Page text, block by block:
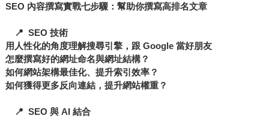
SEO 內容撰寫實戰七步驟：幫助你撰寫高排名文章
📍 SEO 技術
用人性化的角度理解搜尋引擎，跟 Google 當好朋友
怎麼撰寫好的網址命名與網址結構？
如何網站架構最佳化、提升索引效率？
如何獲得更多反向連結，提升網站權重？
📍 SEO 與 AI 結合